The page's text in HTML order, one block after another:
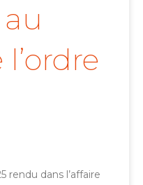
rendu dans l’affaire